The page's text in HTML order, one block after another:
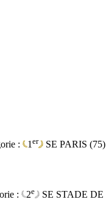
: 1 er SE PARIS (75)
: 2e SE STADE DE